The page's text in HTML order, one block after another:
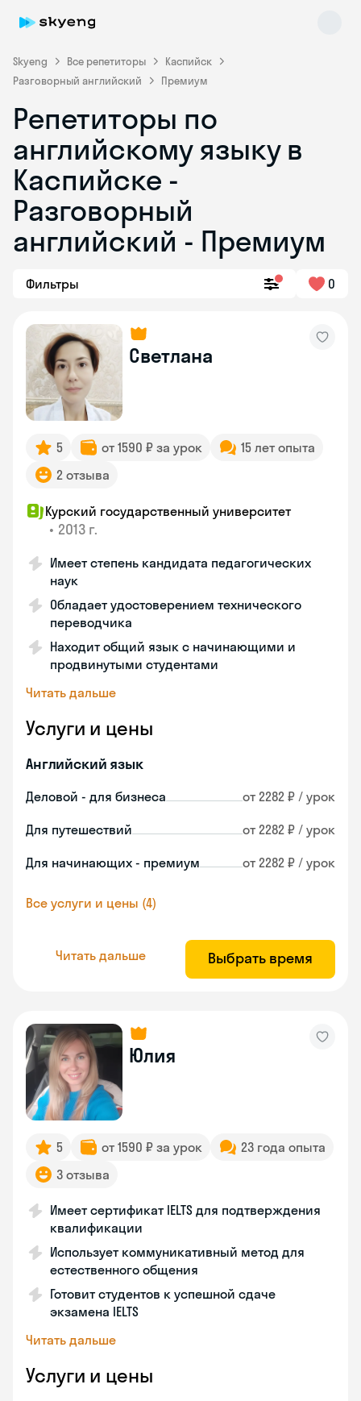
Skyeng Все репетиторы
Каспийск
Разговорный английский
Премиум
Репетиторы по
английскому языку в
Каспийске -
Разговорный
английский - Премиум
Фильтры 0
Светлана
5 от 1590 ₽ за урок
15 лет опыта
2 отзыва
Курский государственный университет
• 2013 г.
Имеет степень кандидата педагогических
наук
Обладает удостоверением технического
переводчика
Находит общий язык с начинающими и
продвинутыми студентами
Читать дальше
Услуги и цены
Английский язык
Деловой - для бизнеса от 2282 ₽ / урок
Для путешествий от 2282 ₽ / урок
Для начинающих - премиум от 2282 ₽ / урок
Все услуги и цены (4)
Читать дальше Выбрать время
Юлия
5 от 1590 ₽ за урок
23 года опыта
3 отзыва
Имеет сертификат IELTS для подтверждения
квалификации
Использует коммуникативный метод для
естественного общения
Готовит студентов к успешной сдаче
экзамена IELTS
Читать дальше
Услуги и цены
Skyeng Chat